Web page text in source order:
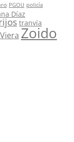
PGOU policía
Díaz
tranvía
Viera Zoido